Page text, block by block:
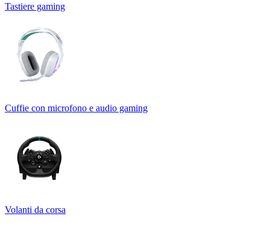
Tastiere gaming
Cuffie con microfono e audio gaming
Volanti da corsa